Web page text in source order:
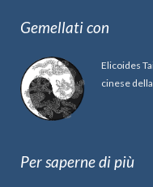
Gemellati con
Elicoides
cinese
Per saperne di più